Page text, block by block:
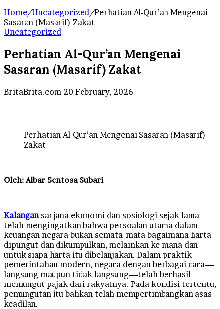
Home/Uncategorized/Perhatian Al-Qur’an Mengenai
Sasaran (Masarif) Zakat
Uncategorized
Perhatian Al-Qur’an Mengenai
Sasaran (Masarif) Zakat
BritaBrita.com Send
20 February, 2026
Perhatian Al-Qur’an Mengenai Sasaran (Masarif)
Zakat
Oleh: Albar Sentosa Subari
Kalangansarjana ekonomi dan sosiologi sejak lama
telah mengingatkan bahwa persoalan utama dalam
keuangan negara bukan semata-mata bagaimana harta
dipungut dan dikumpulkan, melainkan ke mana dan
untuk siapa harta itu dibelanjakan. Dalam praktik
pemerintahan modern, negara dengan berbagai cara—
langsung maupun tidak langsung—telah berhasil
memungut pajak dari rakyatnya. Pada kondisi tertentu,
pemungutan itu bahkan telah mempertimbangkan asas
keadilan.